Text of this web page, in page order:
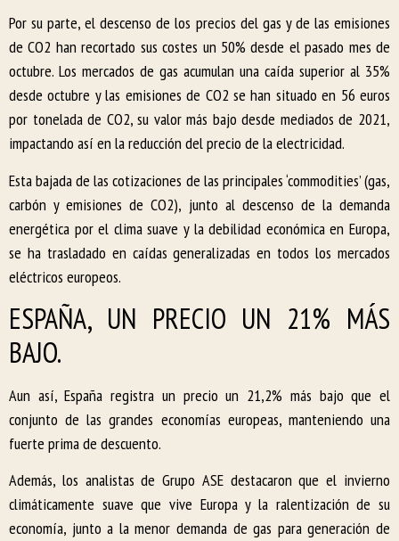
Por su parte, el descenso de los precios del gas y de las emisiones
de CO2 han recortado sus costes un 50% desde el pasado mes de
octubre. Los mercados de gas acumulan una caída superior al 35%
desde octubre y las emisiones de CO2 se han situado en 56 euros
por tonelada de CO2, su valor más bajo desde mediados de 2021,
impactando así en la reducción del precio de la electricidad.
Esta bajada de las cotizaciones de las principales ‘commodities’ (gas,
carbón y emisiones de CO2), junto al descenso de la demanda
energética por el clima suave y la debilidad económica en Europa,
se ha trasladado en caídas generalizadas en todos los mercados
eléctricos europeos.
ESPAÑA, UN PRECIO UN 21% MÁS
BAJO.
Aun así, España registra un precio un 21,2% más bajo que el
conjunto de las grandes economías europeas, manteniendo una
fuerte prima de descuento.
Además, los analistas de Grupo ASE destacaron que el invierno
climáticamente suave que vive Europa y la ralentización de su
economía, junto a la menor demanda de gas para generación de